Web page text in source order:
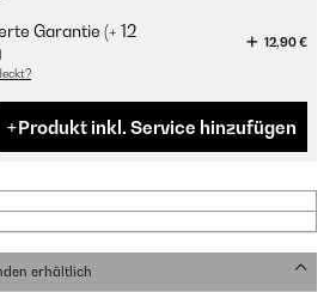
Garantie (+ 12
12,90 €
Produkt inkl. Service hinzufügen
erhältlich